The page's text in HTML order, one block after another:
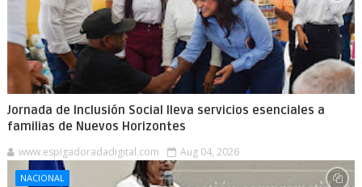
Jornada de Inclusión Social lleva servicios esenciales a
familias de Nuevos Horizontes
www.espigadoradadigital.com Aug 04, 2026
NACIONAL